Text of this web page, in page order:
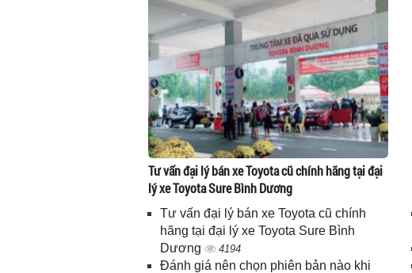
Tư vấn đại lý bán xe Toyota cũ chính hãng tại đại
lý xe Toyota Sure Bình Dương
Tư vấn đại lý bán xe Toyota cũ chính
hãng tại đại lý xe Toyota Sure Bình
Dương
4194
Đánh giá nên chọn phiên bản nào khi